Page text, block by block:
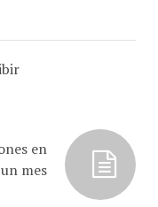
un mes